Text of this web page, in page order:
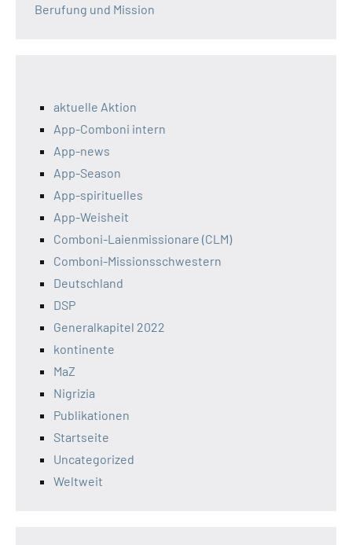
Berufung und Mission
aktuelle Aktion
App-Comboni intern
App-news
App-Season
App-spirituelles
App-Weisheit
Comboni-Laienmissionare (CLM)
Comboni-Missionsschwestern
Deutschland
DSP
Generalkapitel 2022
kontinente
MaZ
Nigrizia
Publikationen
Startseite
Uncategorized
Weltweit